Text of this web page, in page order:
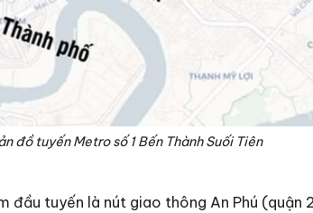
đồ tuyến Metro số 1 Bến Thành Suối Tiên
tuyến là nút giao thông An Phú (quận